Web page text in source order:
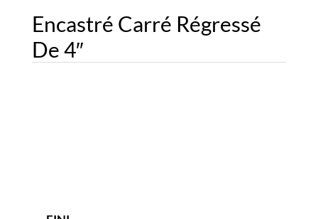
Encastré Carré Régressé
De 4″